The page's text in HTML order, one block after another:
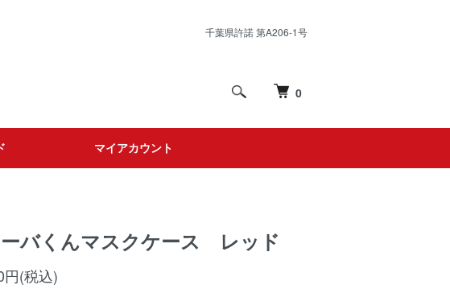
千葉県許諾 第A206-1号
0
マイアカウント
バくんマスクケース レッド
円(税込)